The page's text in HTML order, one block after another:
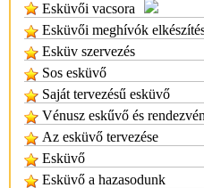
Esküvői vacsora
Esküvői meghívók
Esküv szervezés
Sos esküvő
Saját tervezésű esküvő
Vénusz eskűvő és
Az esküvő tervezése
Esküvő
Esküvő a hazasodunk